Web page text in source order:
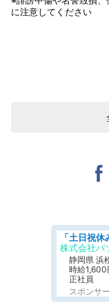
株式会社パ
静岡県 浜
時給1,600
正社員
スポンサ